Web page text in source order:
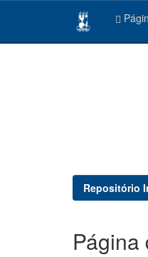
Repositório
Página